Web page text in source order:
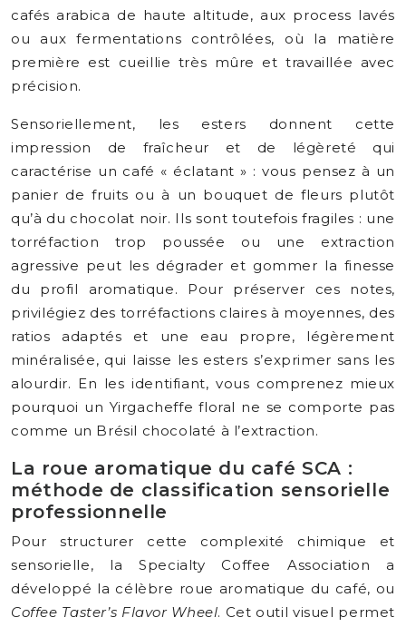
cafés arabica de haute altitude, aux process lavés
ou aux fermentations contrôlées, où la matière
première est cueillie très mûre et travaillée avec
précision.
Sensoriellement, les esters donnent cette
impression de fraîcheur et de légèreté qui
caractérise un café « éclatant » : vous pensez à un
panier de fruits ou à un bouquet de fleurs plutôt
qu’à du chocolat noir. Ils sont toutefois fragiles : une
torréfaction trop poussée ou une extraction
agressive peut les dégrader et gommer la finesse
du profil aromatique. Pour préserver ces notes,
privilégiez des torréfactions claires à moyennes, des
ratios adaptés et une eau propre, légèrement
minéralisée, qui laisse les esters s’exprimer sans les
alourdir. En les identifiant, vous comprenez mieux
pourquoi un Yirgacheffe floral ne se comporte pas
comme un Brésil chocolaté à l’extraction.
La roue aromatique du café SCA :
méthode de classification sensorielle
professionnelle
Pour structurer cette complexité chimique et
sensorielle, la Specialty Coffee Association a
développé la célèbre roue aromatique du café, ou
Coffee Taster’s Flavor Wheel. Cet outil visuel permet